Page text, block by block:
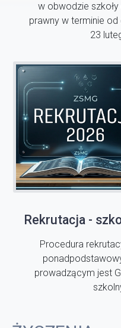
w obwodzie
prawny w terminie
23
Rekrutacja -
Procedura
prowadzącym jest